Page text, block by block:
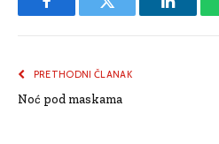
FacebookTwitter
PRETHODNI ČLANAK
Noć pod maskama